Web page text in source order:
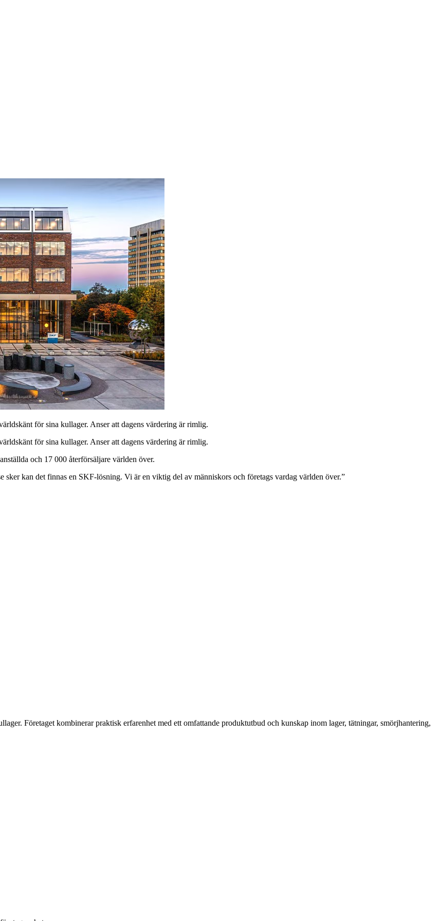
för sina kullager. Anser att dagens värdering är rimlig.
för sina kullager. Anser att dagens värdering är rimlig.
och 17 000 återförsäljare världen över.
kan det finnas en SKF-lösning. Vi är en viktig del av människors och företags vardag världen över.”
Företaget kombinerar praktisk erfarenhet med ett omfattande produktutbud och kunskap inom lager, tätningar, smörjhantering,